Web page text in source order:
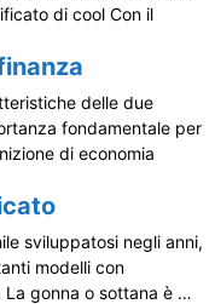
di cool Con il
delle due
fondamentale per
di economia
sviluppatosi negli anni,
modelli con
La gonna o sottana è …